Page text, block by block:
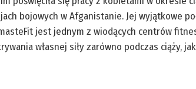
bojowych w Afganistanie. Jej wyjątkowe
jest jednym z wiodących centrów
własnej siły zarówno podczas ciąży,